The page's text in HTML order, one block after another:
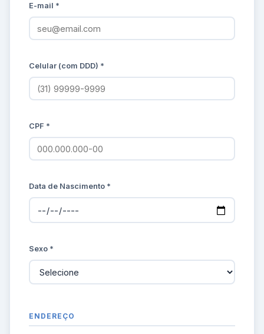
E-mail *
Celular (com DDD) *
CPF *
Data de Nascimento *
Sexo *
ENDEREÇO